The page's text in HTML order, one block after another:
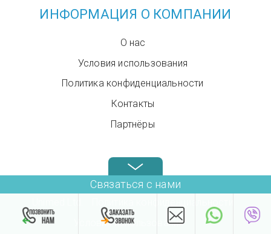
ИНФОРМАЦИЯ О КОМПАНИИ
О нас
Условия использования
Политика конфиденциальности
Контакты
Партнёры
Звоните нам в любое время: +972.4.6899580
Условия использования
Связаться с нами